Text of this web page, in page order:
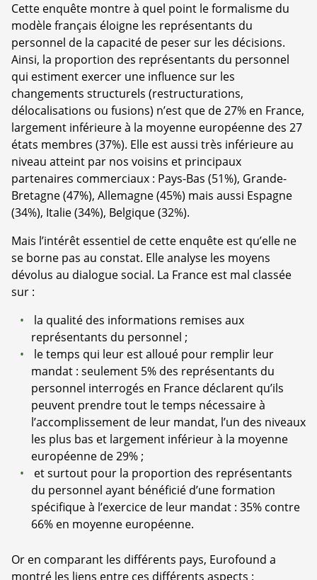
Cette enquête montre à quel point le formalisme du
modèle français éloigne les représentants du
personnel de la capacité de peser sur les décisions.
Ainsi, la proportion des représentants du personnel
qui estiment exercer une influence sur les
changements structurels (restructurations,
délocalisations ou fusions) n’est que de 27% en France,
largement inférieure à la moyenne européenne des 27
états membres (37%). Elle est aussi très inférieure au
niveau atteint par nos voisins et principaux
partenaires commerciaux : Pays-Bas (51%), Grande-
Bretagne (47%), Allemagne (45%) mais aussi Espagne
(34%), Italie (34%), Belgique (32%).
Mais l’intérêt essentiel de cette enquête est qu’elle ne
se borne pas au constat. Elle analyse les moyens
dévolus au dialogue social. La France est mal classée
sur :
la qualité des informations remises aux
représentants du personnel ;
le temps qui leur est alloué pour remplir leur
mandat : seulement 5% des représentants du
personnel interrogés en France déclarent qu’ils
peuvent prendre tout le temps nécessaire à
l’accomplissement de leur mandat, l’un des niveaux
les plus bas et largement inférieur à la moyenne
européenne de 29% ;
et surtout pour la proportion des représentants
du personnel ayant bénéficié d’une formation
spécifique à l’exercice de leur mandat : 35% contre
66% en moyenne européenne.
Or en comparant les différents pays, Eurofound a
montré les liens entre ces différents aspects :